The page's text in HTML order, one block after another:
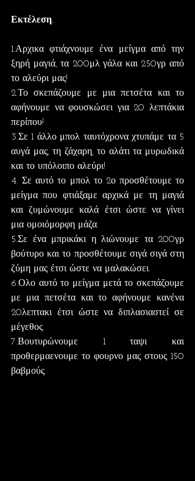
Εκτέλεση.
1.Αρχικα φτιάχνουμε ένα μείγμα από την
ξηρή μαγιά, τα 200μλ γάλα και 250γρ από
το αλεύρι μας!
2.Το σκεπάζουμε με μια πετσέτα και το
αφήνουμε να φουσκώσει για 20 λεπτάκια
περίπου!
3.Σε 1 άλλο μπολ ταυτόχρονα χτυπάμε τα 5
αυγά μας, τη ζάχαρη, το αλάτι τα μυρωδικά
και το υπόλοιπο αλεύρι!
4. Σε αυτό το μπολ το 2ο προσθέτουμε το
μείγμα που φτιάξαμε αρχικά με τη μαγιά
και ζυμώνουμε καλά έτσι ώστε να γίνει
μια ομοιόμορφη μάζα.
5.Σε ένα μπρικάκι η λιώνουμε τα 200γρ
βούτυρο και το προσθέτουμε σιγά σιγά στη
ζύμη μας έτσι ώστε να μαλακώσει.
6.Ολο αυτό το μείγμα μετά το σκεπάζουμε
με μια πετσέτα και το αφήνουμε κανένα
20λεπτακι έτσι ώστε να διπλασιαστεί σε
μέγεθος.
7.Βουτυρώνουμε 1 ταψι και
προθερμαενουμε το φουρνο μας στους 150
βαβμούς.